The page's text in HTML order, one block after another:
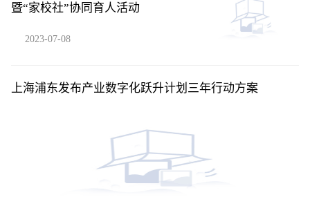
暨“家校社”协同育人活动
2023-07-08
上海浦东发布产业数字化跃升计划三年行动方案